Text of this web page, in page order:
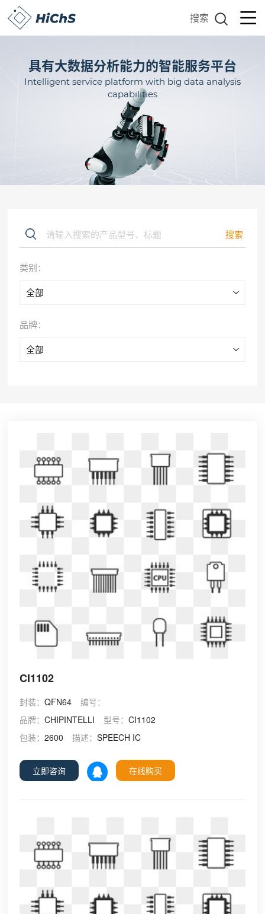
搜索
具有大数据分析能力的智能服务平台
Intelligent service platform with big data analysis
capabilities
类别：
全部
品牌：
全部
CI1102
封装：QFN64
编号：
品牌：CHIPINTELLI 型号：CI1102
包装：2600 描述：SPEECH IC
立即咨询 在线购买